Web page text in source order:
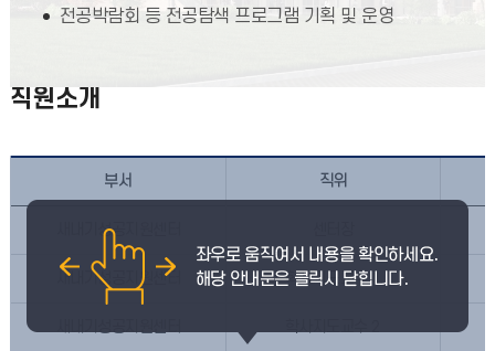
전공박람회 등 전공탐색 프로그램 기획 및 운영
직원소개
부서 직위
새내기성공지원센터
새내기성공지원센터 학사지도교수 1